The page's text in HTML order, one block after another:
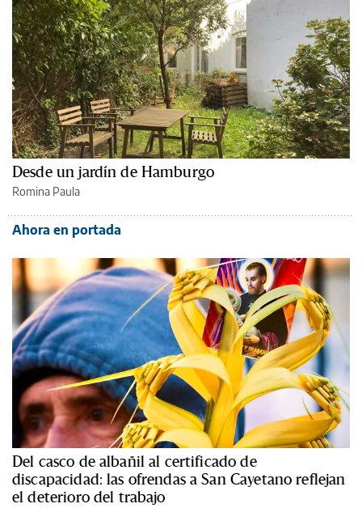
Desde un jardín de Hamburgo
Romina Paula
Ahora en portada
Del casco de albañil al certificado de
discapacidad: las ofrendas a San Cayetano reflejan
el deterioro del trabajo